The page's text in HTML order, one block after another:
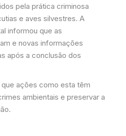
pela prática criminosa
e aves silvestres. A
informou que as
e novas informações
após a conclusão dos
ações como esta têm
ambientais e preservar a